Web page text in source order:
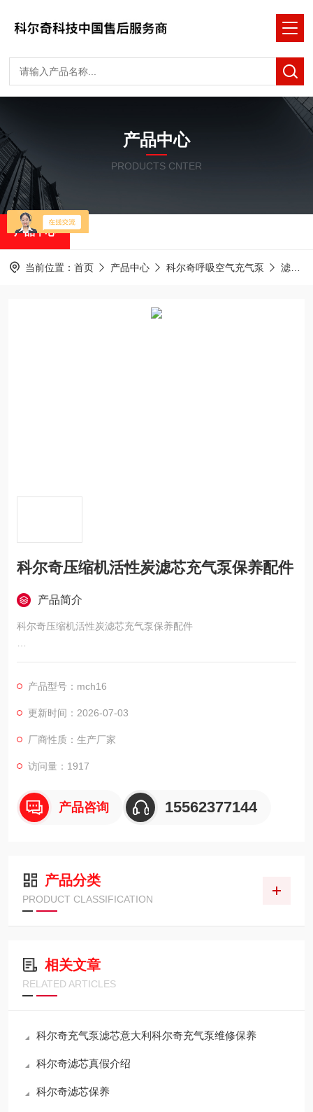
产品中心
PRODUCTS CNTER
产品中心
当前位置： 首页 产品中心 科尔奇呼吸空气充气泵 滤芯
科尔奇压缩机活性炭滤芯充气泵保养配件
产品简介
科尔奇压缩机活性炭滤芯充气泵保养配件
科尔奇压缩机活性炭滤芯SC000340充气泵保养配件
产品型号：mch16
更新时间：2026-07-03
厂商性质：生产厂家
访问量：1917
产品咨询 15562377144
产品分类
PRODUCT CLASSIFICATION
相关文章
RELATED ARTICLES
科尔奇充气泵滤芯意大利科尔奇充气泵维修保养
科尔奇滤芯真假介绍
科尔奇滤芯保养